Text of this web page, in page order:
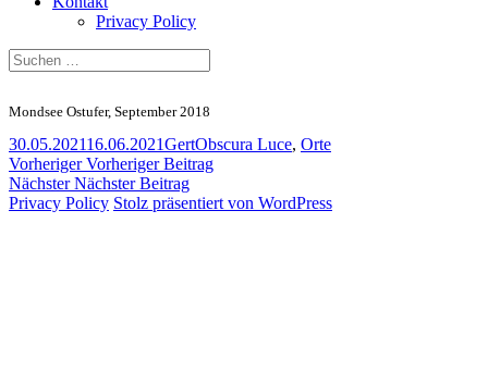
Privacy Policy
Suchen
nach:
Mondsee Ostufer, September 2018
Veröffentlicht
am
30.05.202116.06.2021Autor
GertKategorien
Obscura Luce, Orte
Beitragsnavigation
Vorheriger Vorheriger
Beitrag:
Vorheriger Beitrag
Nächster Nächster
Beitrag:
Nächster Beitrag
Privacy Policy Stolz präsentiert von WordPress